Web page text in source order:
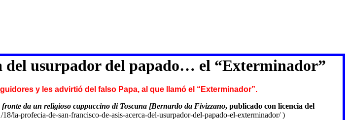
del usurpador del papado… el “Exterminador”
y les advirtió del falso Papa, al que llamó el “Exterminador”.
da un religioso cappuccino di Toscana [Bernardo da Fivizzano, publicado con licencia del
la-profecia-de-san-francisco-de-asis-acerca-del-usurpador-del-papado-el-exterminador/ )